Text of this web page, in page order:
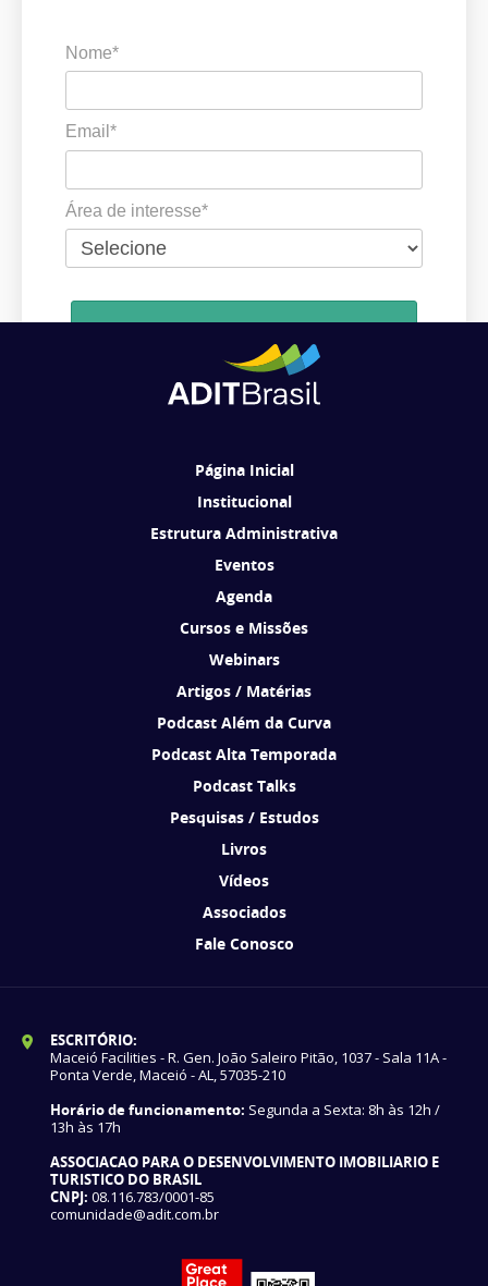
Nome*
Email*
Área de interesse*
Ao se cadastrar, você concorda em receber comunicações da ADIT
Página Inicial
Institucional
Estrutura Administrativa
Eventos
Agenda
Cursos e Missões
Webinars
Artigos / Matérias
Podcast Além da Curva
Podcast Alta Temporada
Podcast Talks
Pesquisas / Estudos
Livros
Vídeos
Associados
Fale Conosco
ESCRITÓRIO:
Maceió Facilities - R. Gen. João Saleiro Pitão, 1037 - Sala 11A -
Ponta Verde, Maceió - AL, 57035-210
Horário de funcionamento: Segunda a Sexta: 8h às 12h /
13h às 17h
ASSOCIACAO PARA O DESENVOLVIMENTO IMOBILIARIO E
TURISTICO DO BRASIL
CNPJ: 08.116.783/0001-85
comunidade@adit.com.br